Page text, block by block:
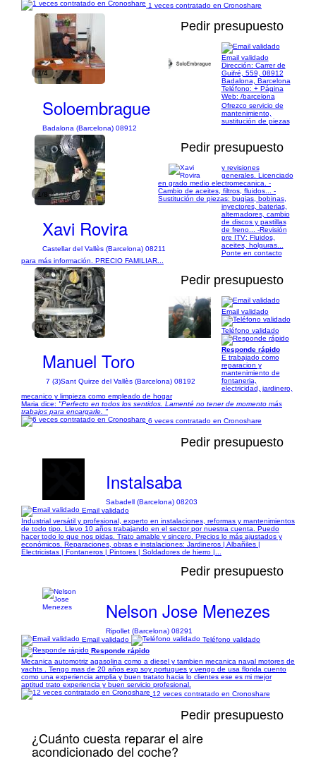
1 veces contratado en Cronoshare
1/4
Pedir presupuesto
Soloembrague
Badalona (Barcelona) 08912
Email validado
Dirección: Carrer de
Guifré, 559, 08912
Badalona, Barcelona
Teléfono: + Página
Web: /barcelona
1/8
Pedir presupuesto
Xavi Rovira
Castellar del Vallès (Barcelona) 08211
Ofrezco servicio de
mantenimiento,
sustitución de piezas
y revisiones
generales. Licenciado
en grado medio electromecanica. -
Cambio de aceites, filtros, fluidos... -
Sustitución de piezas: bugias, bobinas,
inyectores, baterias,
alternadores, cambio
de discos y pastillas
de freno... -Revisión
pre ITV: Fluidos,
aceites, holguras...
Ponte en contacto
para más información. PRECIO FAMILIAR...
1/7
Pedir presupuesto
Manuel Toro
7 (3)Sant Quirze del Vallès (Barcelona) 08192
Email validado
Teléfono validado
Responde rápido
E trabajado como
reparacion y
mantenimiento de
fontaneria,
electricidad, jardinero,
mecanico y limpieza como empleado de hogar
Maria dice: "Perfecto en todos los sentidos. Lamenté no tener de momento más
trabajos para encargarle. "
6 veces contratado en Cronoshare
Pedir presupuesto
Instalsaba
Sabadell (Barcelona) 08203
Email validado
Industrial versátil y profesional, experto en instalaciones, reformas y mantenimientos
de todo tipo. Llevo 10 años trabajando en el sector por nuestra cuenta. Puedo
hacer todo lo que nos pidas. Trato amable y sincero. Precios lo más ajustados y
económicos. Reparaciones, obras e instalaciones: Jardineros | Albañiles |
Electricistas | Fontaneros | Pintores | Soldadores de hierro |...
Pedir presupuesto
Nelson Jose Menezes
Ripollet (Barcelona) 08291
Email validado
Teléfono validado
Responde rápido
Mecanica automotriz agasolina como a diesel y tambien mecanica naval motores de
yachts . Tengo mas de 20 años exp soy portugues y vengo de usa florida cuento
como una experiencia amplia y buen tratato hacia lo clientes ese es mi mejor
aptitud trato experiencia y buen servicio profesional.
12 veces contratado en Cronoshare
Pedir presupuesto
¿Cuánto cuesta reparar el aire
acondicionado del coche?